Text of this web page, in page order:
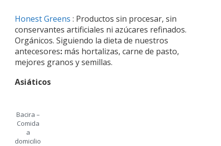
Honest Greens : Productos sin procesar, sin
conservantes artificiales ni azúcares refinados.
Orgánicos. Siguiendo la dieta de nuestros
antecesores: más hortalizas, carne de pasto,
mejores granos y semillas.
Asiáticos
Bacira –
Comida
a
domicilio